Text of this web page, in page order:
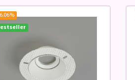
%